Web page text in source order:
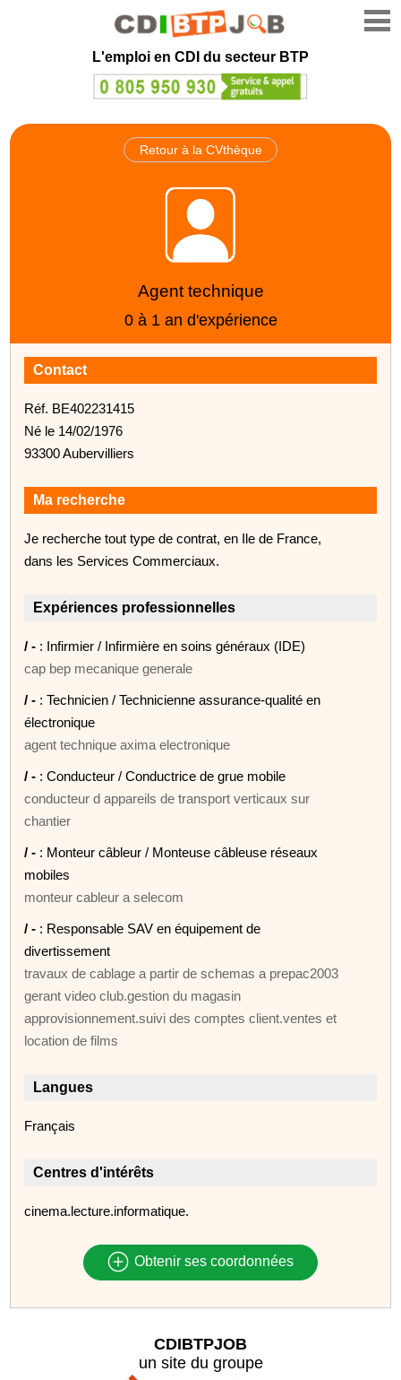
L'emploi en CDI du secteur BTP
Retour à la CVthèque
Agent technique
0 à 1 an d'expérience
Contact
Réf. BE402231415
Né le 14/02/1976
93300 Aubervilliers
Ma recherche
Je recherche tout type de contrat, en Ile de France,
dans les Services Commerciaux.
Expériences professionnelles
/ - : Infirmier / Infirmière en soins généraux (IDE)
cap bep mecanique generale
/ - : Technicien / Technicienne assurance-qualité en
électronique
agent technique axima electronique
/ - : Conducteur / Conductrice de grue mobile
conducteur d appareils de transport verticaux sur
chantier
/ - : Monteur câbleur / Monteuse câbleuse réseaux
mobiles
monteur cableur a selecom
/ - : Responsable SAV en équipement de
divertissement
travaux de cablage a partir de schemas a prepac2003
gerant video club.gestion du magasin
approvisionnement.suivi des comptes client.ventes et
location de films
Langues
Français
Centres d'intérêts
cinema.lecture.informatique.
Obtenir ses coordonnées
CDIBTPJOB
un site du groupe